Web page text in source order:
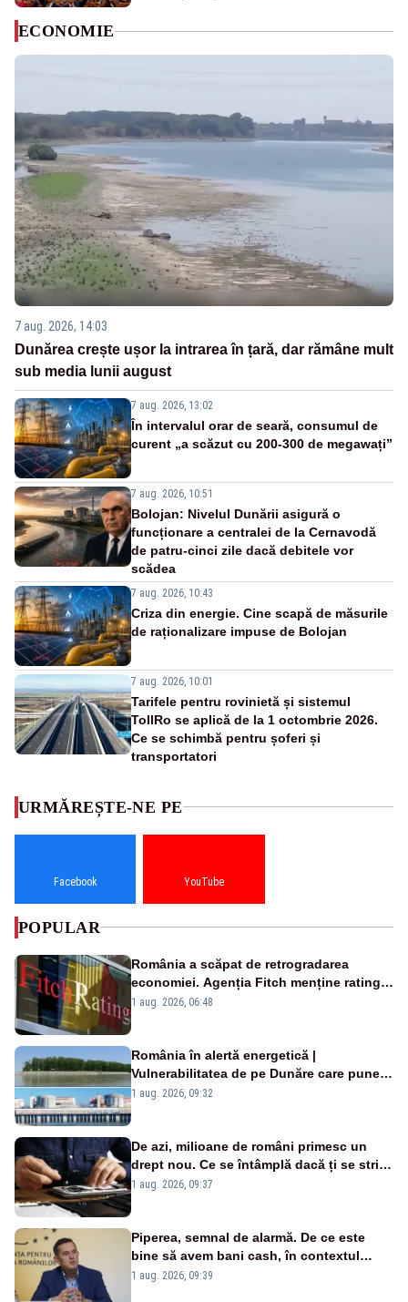
ECONOMIE
7 aug. 2026, 14:03
Dunărea crește ușor la intrarea în țară, dar rămâne mult
sub media lunii august
7 aug. 2026, 13:02
În intervalul orar de seară, consumul de
curent „a scăzut cu 200-300 de megawați”
7 aug. 2026, 10:51
Bolojan: Nivelul Dunării asigură o
funcționare a centralei de la Cernavodă
de patru-cinci zile dacă debitele vor
scădea
7 aug. 2026, 10:43
Criza din energie. Cine scapă de măsurile
de raționalizare impuse de Bolojan
7 aug. 2026, 10:01
Tarifele pentru rovinietă și sistemul
TollRo se aplică de la 1 octombrie 2026.
Ce se schimbă pentru șoferi și
transportatori
URMĂREȘTE-NE PE
Facebook YouTube
POPULAR
România a scăpat de retrogradarea
economiei. Agenția Fitch menține ratingul
„BBB-” cu perspectivă negativă
1 aug. 2026, 06:48
România în alertă energetică |
Vulnerabilitatea de pe Dunăre care pune
în pericol Centrala Cernavodă era
1 aug. 2026, 09:32
De azi, milioane de români primesc un
drept nou. Ce se întâmplă dacă ți se strică
un produs
1 aug. 2026, 09:37
Piperea, semnal de alarmă. De ce este
bine să avem bani cash, în contextul
alertei energetice?
1 aug. 2026, 09:39